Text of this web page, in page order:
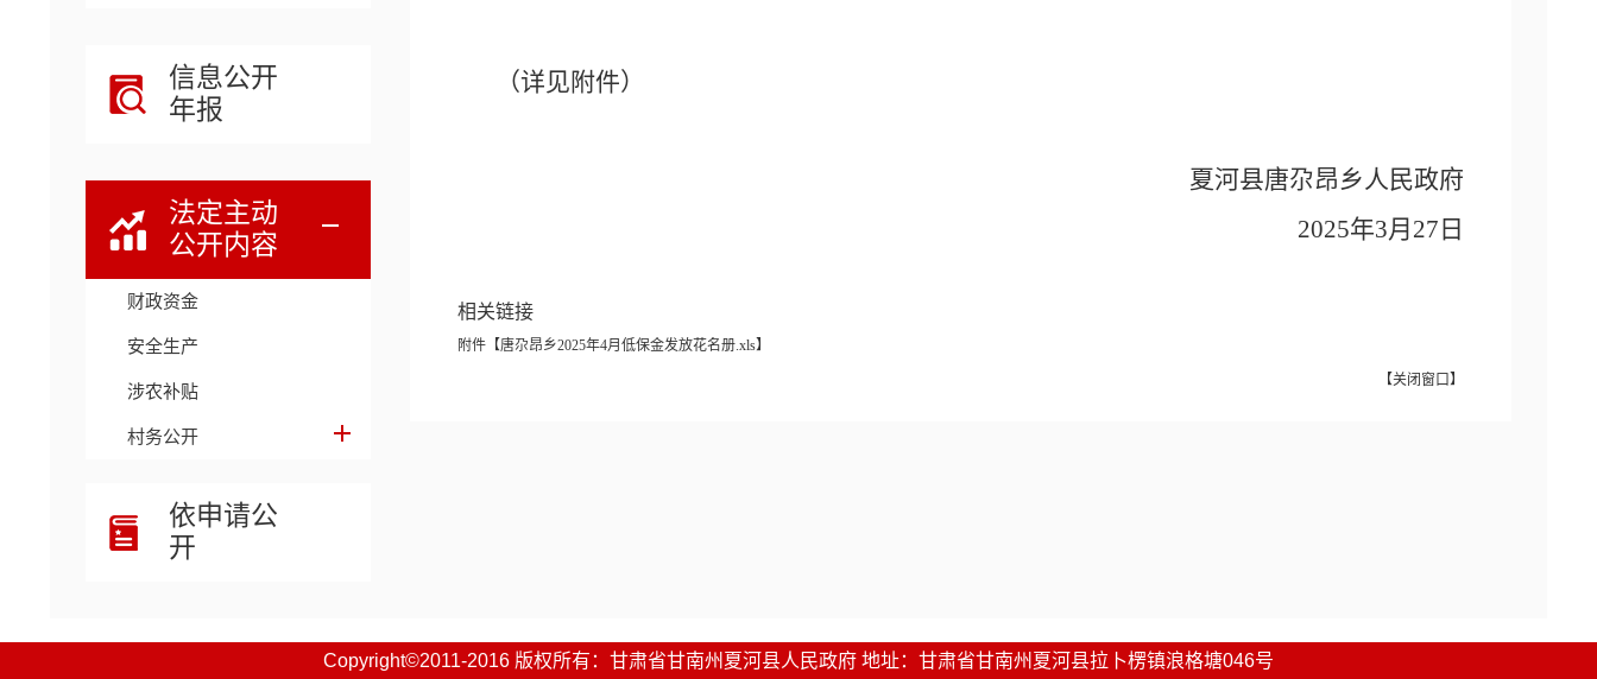
信息公开
年报
法定主动
公开内容
财政资金
安全生产
涉农补贴
村务公开
依申请公
开
（详见附件）
夏河县唐尕昂乡人民政府
2025年3月27日
相关链接
附件【唐尕昂乡2025年4月低保金发放花名册.xls】
【关闭窗口】
Copyright©2011-2016 版权所有：甘肃省甘南州夏河县人民政府 地址：甘肃省甘南州夏河县拉卜楞镇浪格塘046号